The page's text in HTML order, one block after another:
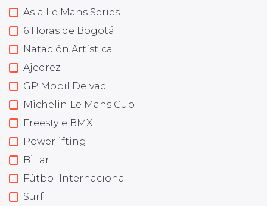
Asia Le Mans Series
6 Horas de Bogotá
Natación Artística
Ajedrez
GP Mobil Delvac
Michelin Le Mans Cup
Freestyle BMX
Powerlifting
Billar
Fútbol Internacional
Surf